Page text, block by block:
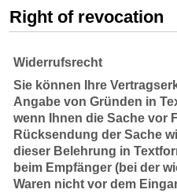
Right of revocation
Widerrufsrecht
Sie können Ihre
Angabe von Gründen in
wenn Ihnen die Sache vor
Rücksendung der Sache
dieser Belehrung in
beim Empfänger (bei der
Waren nicht vor dem